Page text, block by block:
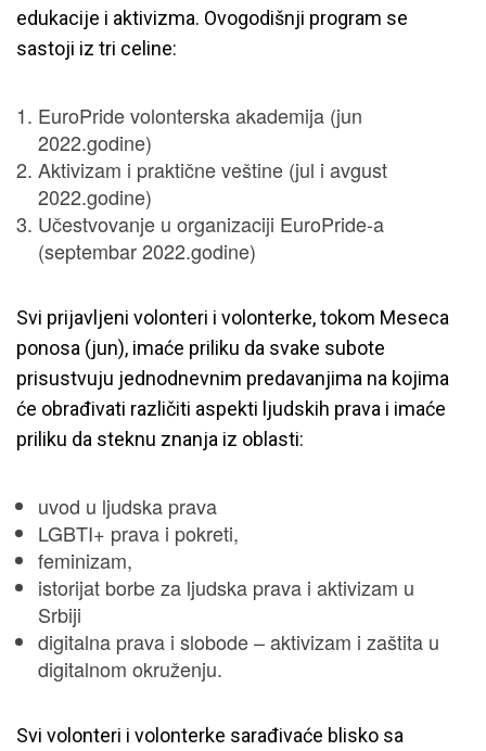
edukacije i aktivizma. Ovogodišnji program se
sastoji iz tri celine:
EuroPride volonterska akademija (jun
2022.godine)
Aktivizam i praktične veštine (jul i avgust
2022.godine)
Učestvovanje u organizaciji EuroPride-a
(septembar 2022.godine)
Svi prijavljeni volonteri i volonterke, tokom Meseca
ponosa (jun), imaće priliku da svake subote
prisustvuju jednodnevnim predavanjima na kojima
će obrađivati različiti aspekti ljudskih prava i imaće
priliku da steknu znanja iz oblasti:
uvod u ljudska prava
LGBTI+ prava i pokreti,
feminizam,
istorijat borbe za ljudska prava i aktivizam u
Srbiji
digitalna prava i slobode – aktivizam i zaštita u
digitalnom okruženju.
Svi volonteri i volonterke sarađivaće blisko sa